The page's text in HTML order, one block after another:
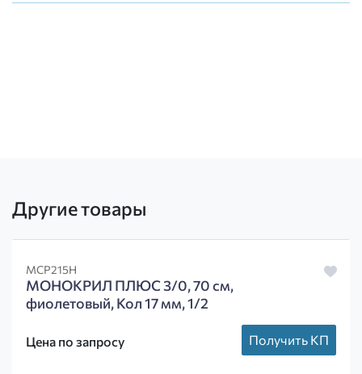
Другие товары
MCP215H
МОНОКРИЛ ПЛЮС 3/0, 70 см,
фиолетовый, Кол 17 мм, 1/2
Цена по запросу Получить КП